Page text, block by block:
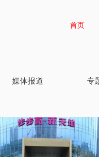
首页
媒体报道 专